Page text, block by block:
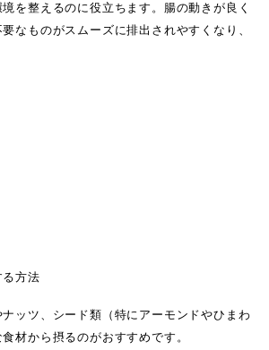
を整えるのに役立ちます。腸の動きが良く
なものがスムーズに排出されやすくなり、
る方法
ッツ、シード類（特にアーモンドやひまわ
材から摂るのがおすすめです。